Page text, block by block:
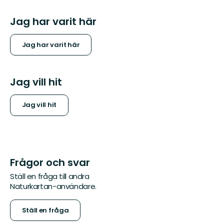
Jag har varit här
Jag har varit här
Jag vill hit
Jag vill hit
Frågor och svar
Ställ en fråga till andra
Naturkartan-användare.
Ställ en fråga